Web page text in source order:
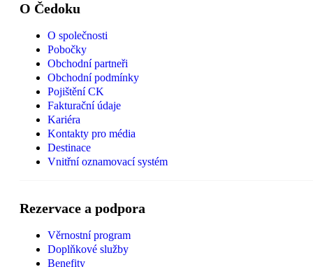
O Čedoku
O společnosti
Pobočky
Obchodní partneři
Obchodní podmínky
Pojištění CK
Fakturační údaje
Kariéra
Kontakty pro média
Destinace
Vnitřní oznamovací systém
Rezervace a podpora
Věrnostní program
Doplňkové služby
Benefity